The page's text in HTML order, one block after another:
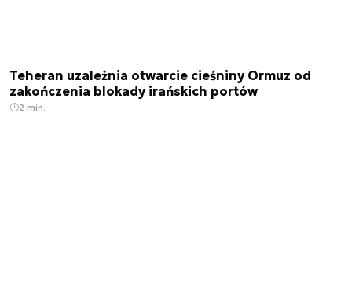
Teheran uzależnia otwarcie cieśniny Ormuz od
zakończenia blokady irańskich portów
2 min.